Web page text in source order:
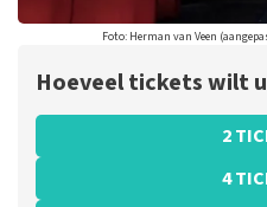
Foto: Herman van Veen
Hoeveel tickets wilt
2
4